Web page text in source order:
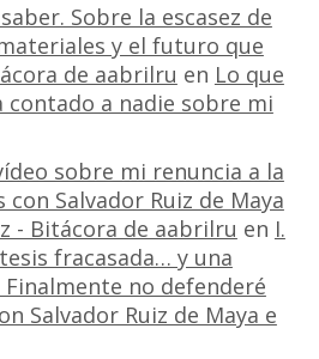
Sobre la escasez de
y el futuro que
de aabrilru en Lo que
contado a nadie sobre mi
sobre mi renuncia a la
Salvador Ruiz de Maya
- Bitácora de aabrilru en I.
fracasada… y una
no defenderé
Salvador Ruiz de Maya e